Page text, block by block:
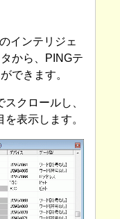
インテリジェ
から、PINGテ
できます。
クロールし、
を表示します。